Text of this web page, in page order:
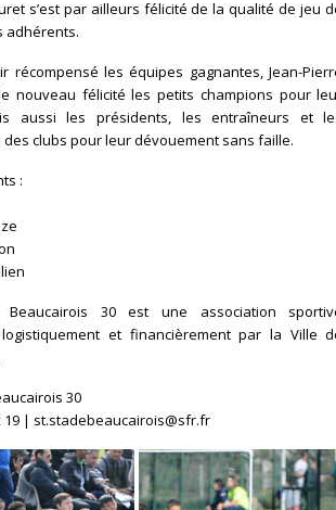
s’est par ailleurs félicité de la qualité de jeu
adhérents.
récompensé les équipes gagnantes, Jean-
nouveau félicité les petits champions pour
aussi les présidents, les entraîneurs et
clubs pour leur dévouement sans faille.
:
Beaucairois 30 est une association
et financièrement par la Ville
30
19 | st.stadebeaucairois@sfr.fr